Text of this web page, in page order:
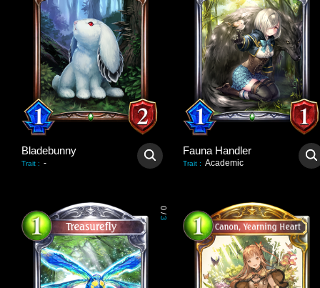
Bladebunny
Trait : -
Fauna Handler
Trait : Academic
0
/
3